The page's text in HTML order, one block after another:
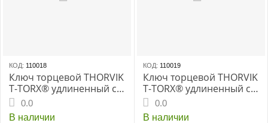
КОД: 110018
Ключ торцевой THORVIK
T-TORX® удлиненный с
центрированным
штифтом, T27H TTKL27
0.0
В наличии
КОД: 110019
Ключ торцевой THORVIK
T-TORX® удлиненный с
центрированным
штифтом, T40H TTKL40
0.0
В наличии